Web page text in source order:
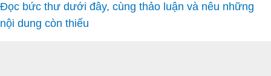
Đọc bức thư dưới đây, cùng thảo luận và nêu những
nội dung còn thiếu